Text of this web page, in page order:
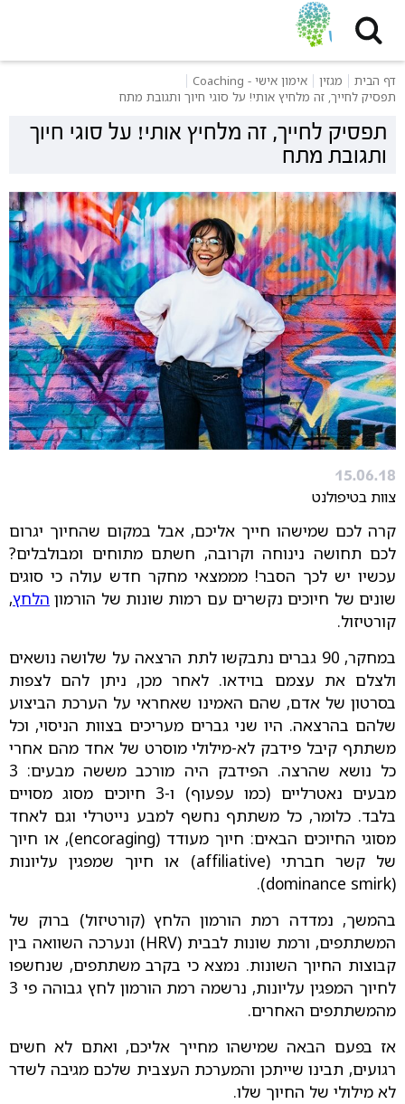
דף הבית מגזין
אימון אישי - Coaching
תפסיק לחייך, זה מלחיץ אותי! על סוגי חיוך ותגובת מתח
תפסיק לחייך, זה מלחיץ אותי! על סוגי חיוך
ותגובת מתח
15.06.18
צוות בטיפולנט
קרה לכם שמישהו חייך אליכם, אבל במקום שהחיוך יגרום
לכם תחושה נינוחה וקרובה, חשתם מתוחים ומבולבלים?
עכשיו יש לכך הסבר! מממצאי מחקר חדש עולה כי סוגים
שונים של חיוכים נקשרים עם רמות שונות של הורמון הלחץ,
קורטיזול.
במחקר, 90 גברים נתבקשו לתת הרצאה על שלושה נושאים
ולצלם את עצמם בוידאו. לאחר מכן, ניתן להם לצפות
בסרטון של אדם, שהם האמינו שאחראי על הערכת הביצוע
שלהם בהרצאה. היו שני גברים מעריכים בצוות הניסוי, וכל
משתתף קיבל פידבק לא-מילולי מוסרט של אחד מהם אחרי
כל נושא שהרצה. הפידבק היה מורכב מששה מבעים: 3
מבעים נאטרליים (כמו עפעוף) ו-3 חיוכים מסוג מסויים
בלבד. כלומר, כל משתתף נחשף למבע נייטרלי וגם לאחד
מסוגי החיוכים הבאים: חיוך מעודד (encoraging), או חיוך
של קשר חברתי (affiliative) או חיוך שמפגין עליונות
(dominance smirk).
בהמשך, נמדדה רמת הורמון הלחץ (קורטיזול) ברוק של
המשתתפים, ורמת שונות לבבית (HRV) ונערכה השוואה בין
קבוצות החיוך השונות. נמצא כי בקרב משתתפים, שנחשפו
לחיוך המפגין עליונות, נרשמה
רמת הורמון לחץ גבוהה פי 3
מהמשתתפים האחרים.
אז בפעם הבאה שמישהו מחייך אליכם, ואתם לא חשים
רגועים, תבינו שייתכן והמערכת העצבית שלכם מגיבה לשדר
לא מילולי של החיוך שלו.